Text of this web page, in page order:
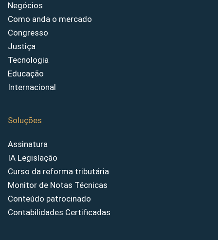
Negócios
Como anda o mercado
Congresso
Justiça
Tecnologia
Educação
Internacional
Soluções
Assinatura
IA Legislação
Curso da reforma tributária
Monitor de Notas Técnicas
Conteúdo patrocinado
Contabilidades Certificadas